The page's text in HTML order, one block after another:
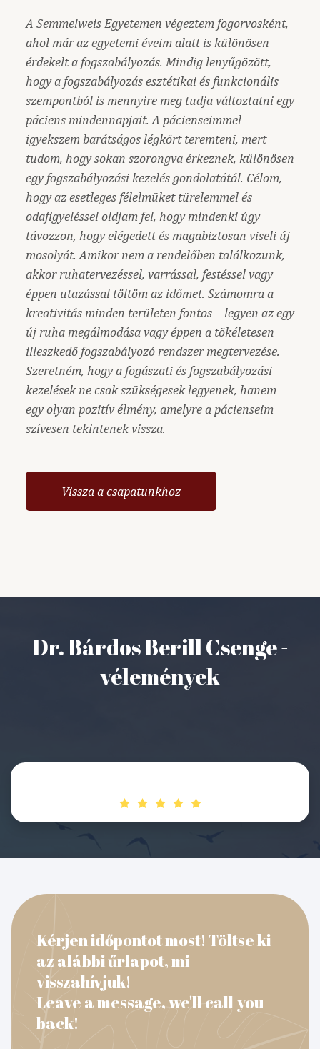
A Semmelweis Egyetemen végeztem fogorvosként,
ahol már az egyetemi éveim alatt is különösen
érdekelt a fogszabályozás. Mindig lenyűgözött,
hogy a fogszabályozás esztétikai és funkcionális
szempontból is mennyire meg tudja változtatni egy
páciens mindennapjait. A pácienseimmel
igyekszem barátságos légkört teremteni, mert
tudom, hogy sokan szorongva érkeznek, különösen
egy fogszabályozási kezelés gondolatától. Célom,
hogy az esetleges félelmüket türelemmel és
odafigyeléssel oldjam fel, hogy mindenki úgy
távozzon, hogy elégedett és magabiztosan viseli új
mosolyát. Amikor nem a rendelőben találkozunk,
akkor ruhatervezéssel, varrással, festéssel vagy
éppen utazással töltöm az időmet. Számomra a
kreativitás minden területen fontos – legyen az egy
új ruha megálmodása vagy éppen a tökéletesen
illeszkedő fogszabályozó rendszer megtervezése.
Szeretném, hogy a fogászati és fogszabályozási
kezelések ne csak szükségesek legyenek, hanem
egy olyan pozitív élmény, amelyre a pácienseim
szívesen tekintenek vissza.
Vissza a csapatunkhoz
Dr. Bárdos Berill Csenge -
vélemények
Kérjen időpontot most! Töltse ki
az alábbi űrlapot, mi
visszahívjuk!
Leave a message, we'll call you
back!